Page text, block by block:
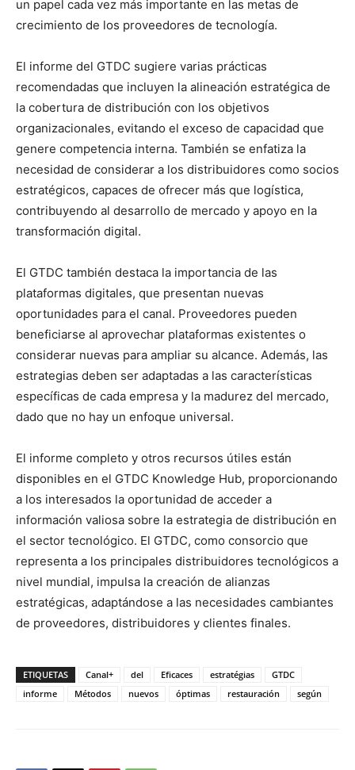
un papel cada vez más importante en las metas de
crecimiento de los proveedores de tecnología.
El informe del GTDC sugiere varias prácticas
recomendadas que incluyen la alineación estratégica de
la cobertura de distribución con los objetivos
organizacionales, evitando el exceso de capacidad que
genere competencia interna. También se enfatiza la
necesidad de considerar a los distribuidores como socios
estratégicos, capaces de ofrecer más que logística,
contribuyendo al desarrollo de mercado y apoyo en la
transformación digital.
El GTDC también destaca la importancia de las
plataformas digitales, que presentan nuevas
oportunidades para el canal. Proveedores pueden
beneficiarse al aprovechar plataformas existentes o
considerar nuevas para ampliar su alcance. Además, las
estrategias deben ser adaptadas a las características
específicas de cada empresa y la madurez del mercado,
dado que no hay un enfoque universal.
El informe completo y otros recursos útiles están
disponibles en el GTDC Knowledge Hub, proporcionando
a los interesados la oportunidad de acceder a
información valiosa sobre la estrategia de distribución en
el sector tecnológico. El GTDC, como consorcio que
representa a los principales distribuidores tecnológicos a
nivel mundial, impulsa la creación de alianzas
estratégicas, adaptándose a las necesidades cambiantes
de proveedores, distribuidores y clientes finales.
ETIQUETAS Canal+ del Eficaces estratégias
GTDC
informe
Métodos nuevos óptimas restauración según